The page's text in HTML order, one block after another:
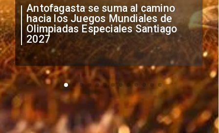
"Falta de profesionalismo": Sifup
anuncia medidas por situación
irregular de futbolistas
extranjeros